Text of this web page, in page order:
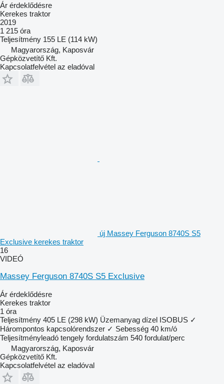
Ár érdeklődésre
Kerekes traktor
2019
1 215 óra
Teljesítmény 155 LE (114 kW)
Magyarország, Kaposvár
Gépközvetítő Kft.
Kapcsolatfelvétel az eladóval
új Massey Ferguson 8740S S5
Exclusive kerekes traktor
16
VIDEÓ
Massey Ferguson 8740S S5 Exclusive
Ár érdeklődésre
Kerekes traktor
1 óra
Teljesítmény 405 LE (298 kW) Üzemanyag dízel ISOBUS ✓
Hárompontos kapcsolórendszer ✓ Sebesség 40 km/ó
Teljesítményleadó tengely fordulatszám 540 fordulat/perc
Magyarország, Kaposvár
Gépközvetítő Kft.
Kapcsolatfelvétel az eladóval